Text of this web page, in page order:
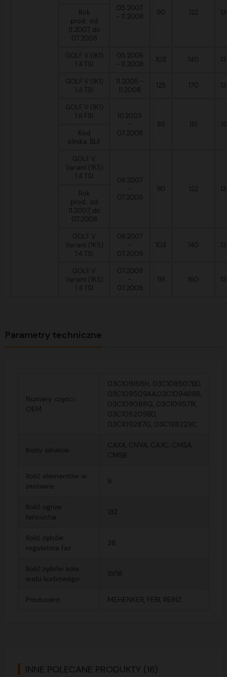
05.2007
- 11.2008
90 122
Rok
prod.: od
11.2007, do
07.2008
GOLF V (1K1)
1.4 TSI
05.2006
- 11.2008
103 140
GOLF V (1K1)
1.4 TSI
11.2005 -
11.2008
125 170
GOLF V (1K1)
1.6 FSI
10.2003
-
07.2008
85 115
Kod
silnika: BLF
GOLF V
Variant (1K5)
1.4 TSI
06.2007
-
07.2009
90 122
Rok
prod.: od
11.2007, do
07.2008
GOLF V
Variant (1K5)
1.4 TSI
06.2007
-
07.2009
103 140
GOLF V
Variant (1K5)
1.4 TSI
07.2008
-
07.2009
118 160
Parametry techniczne
Numery części
OEM
03C109158H, 03C109507BD,
03C109509AA,03C109469R,
03C109088G, 03C109571K,
03C105209BD,
03C109287G, 03C198229C
Kody silników
CAXA, CNVA, CAXC, CMSA,
CMSB
Ilość elementów w
zestawie
8
Ilość ogniw
łańcucha
132
Ilość zębów
regulatora faz
38
Ilość zębów koła
wału korbowego
19/18
Producent MEHENKER, FEBI, REINZ
INNE POLECANE PRODUKTY (16)